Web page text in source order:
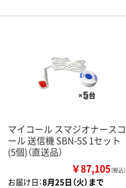
マイコール スマジオナースコ
ール 送信機 SBN-5S 1セット
(5個)（直送品）
￥87,105（税込）
お届け日：8月25日（火）まで